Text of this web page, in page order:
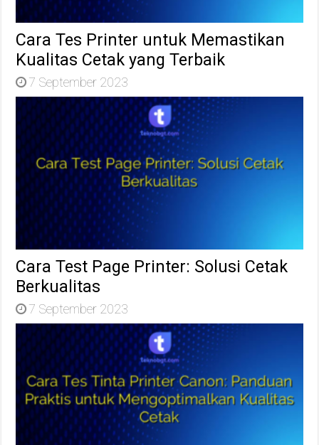
Cara Tes Printer untuk Memastikan
Kualitas Cetak yang Terbaik
7 September 2023
Cara Test Page Printer: Solusi Cetak
Berkualitas
7 September 2023